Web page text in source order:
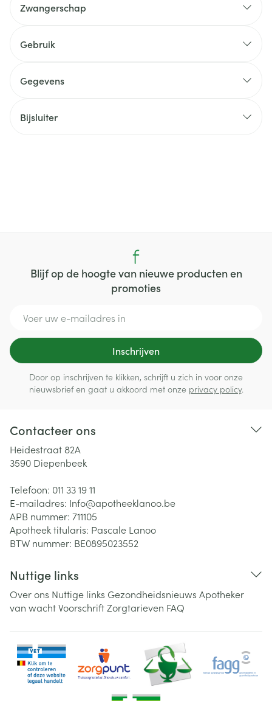
Zwangerschap
Gebruik
Gegevens
Bijsluiter
Blijf op de hoogte van nieuwe producten en
promoties
Inschrijven
Door op inschrijven te klikken, schrijft u zich in voor onze
nieuwsbrief en gaat u akkoord met onze privacy policy.
Contacteer ons
Heidestraat 82A
3590 Diepenbeek
Telefoon: 011 33 19 11
E-mailadres: Info@apotheeklanoo.be
APB nummer: 711105
Apotheek titularis: Pascale Lanoo
BTW nummer: BE0895023552
Nuttige links
Over ons Nuttige links Gezondheidsnieuws Apotheker
van wachtVoorschriftZorgtarieven FAQ